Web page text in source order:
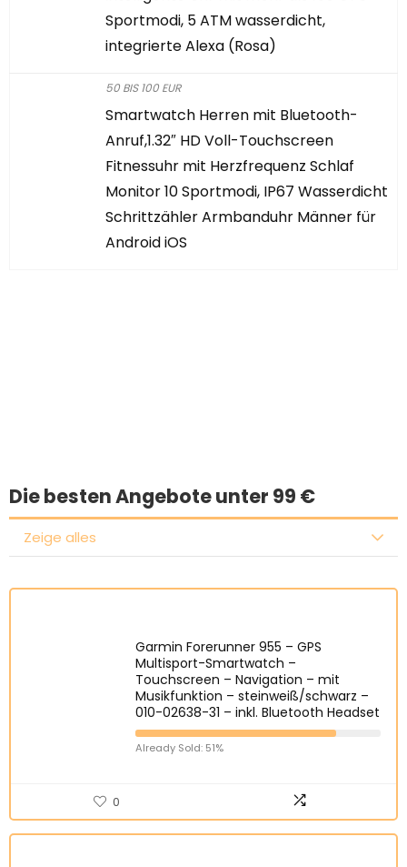
Sportmodi, 5 ATM wasserdicht,
integrierte Alexa (Rosa)
50 BIS 100 EUR
Smartwatch Herren mit Bluetooth-
Anruf,1.32″ HD Voll-Touchscreen
Fitnessuhr mit Herzfrequenz Schlaf
Monitor 10 Sportmodi, IP67 Wasserdicht
Schrittzähler Armbanduhr Männer für
Android iOS
Die besten Angebote unter 99 €
Zeige alles
Garmin Forerunner 955 – GPS
Multisport-Smartwatch –
Touchscreen – Navigation – mit
Musikfunktion – steinweiß/schwarz –
010-02638-31 – inkl. Bluetooth Headset
Already Sold: 51%
0